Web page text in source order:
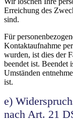
Erreichung des
sind.
Für
Kontaktaufnahme
wurden, ist dies der
beendet ist. Beendet
Umständen
ist.
e)
nach Art. 21